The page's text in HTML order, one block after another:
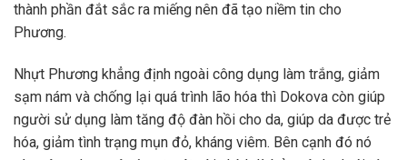
thành phần đắt sắc ra miếng nên đã tạo niềm tin cho
Phương.
Nhựt Phương khẳng định ngoài công dụng làm trắng, giảm
sạm nám và chống lại quá trình lão hóa thì Dokova còn giúp
người sử dụng làm tăng độ đàn hồi cho da, giúp da được trẻ
hóa, giảm tình trạng mụn đỏ, kháng viêm. Bên cạnh đó nó